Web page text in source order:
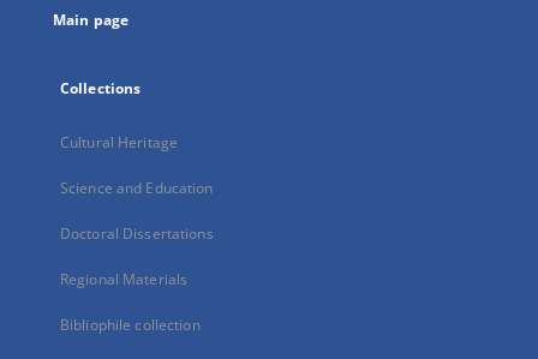
Main page
Collections
Cultural Heritage
Science and Education
Doctoral Dissertations
Regional Materials
Bibliophile collection